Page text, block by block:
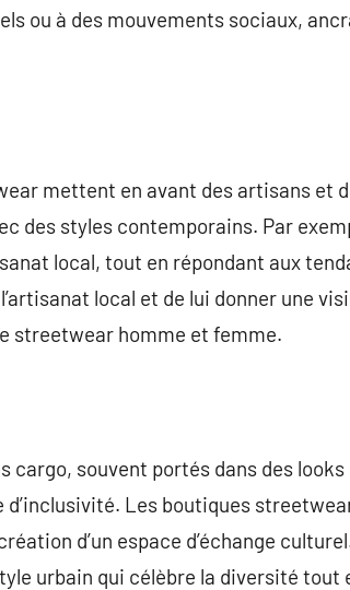
ou à des mouvements sociaux,
mettent en avant des artisans et
des styles contemporains. Par
local, tout en répondant aux
local et de lui donner une
streetwear homme et femme.
cargo, souvent portés dans des
Les boutiques
d’un espace d’échange
urbain qui célèbre la diversité